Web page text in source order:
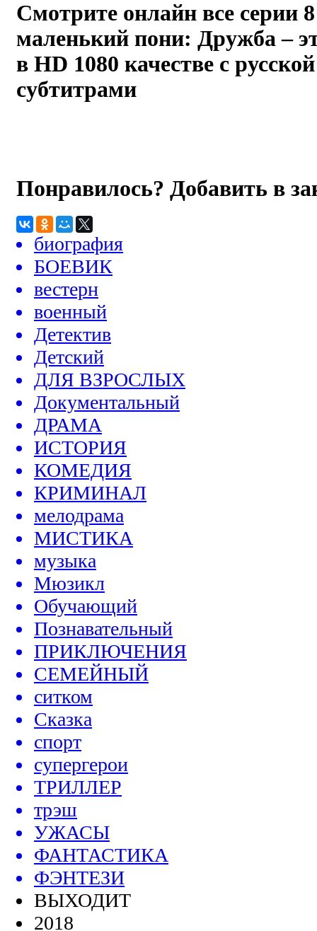
Смотрите онлайн все серии
маленький пони: Дружба –
в HD 1080 качестве с
субтитрами
Понравилось? Добавить в
биография
БОЕВИК
вестерн
военный
Детектив
Детский
ДЛЯ ВЗРОСЛЫХ
Документальный
ДРАМА
ИСТОРИЯ
КОМЕДИЯ
КРИМИНАЛ
мелодрама
МИСТИКА
музыка
Мюзикл
Обучающий
Познавательный
ПРИКЛЮЧЕНИЯ
СЕМЕЙНЫЙ
ситком
Сказка
спорт
супергерои
ТРИЛЛЕР
трэш
УЖАСЫ
ФАНТАСТИКА
ФЭНТЕЗИ
ВЫХОДИТ
2018